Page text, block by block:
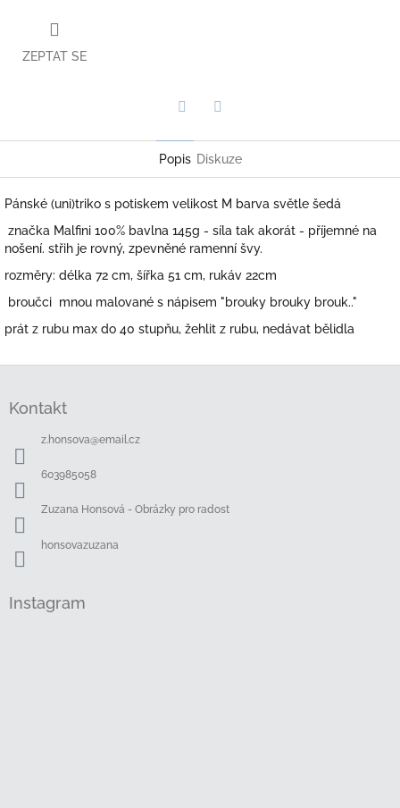
ZEPTAT SE
Popis Diskuze
Pánské (uni)triko s potiskem velikost M barva světle šedá
značka Malfini 100% bavlna 145g - síla tak akorát - příjemné na
nošení. střih je rovný, zpevněné ramenní švy.
rozměry: délka 72 cm, šířka 51 cm, rukáv 22cm
broučci mnou malované s nápisem "brouky brouky brouk.."
prát z rubu max do 40 stupňu, žehlit z rubu, nedávat bělidla
Kontakt
z.honsova@email.cz
603985058
Zuzana Honsová - Obrázky pro radost
honsovazuzana
Instagram